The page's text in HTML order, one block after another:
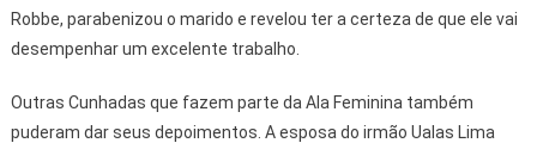
Robbe, parabenizou o marido e revelou ter a certeza de que ele vai
desempenhar um excelente trabalho.
Outras Cunhadas que fazem parte da Ala Feminina também
puderam dar seus depoimentos. A esposa do irmão Ualas Lima